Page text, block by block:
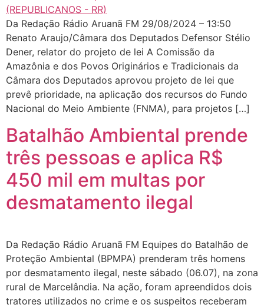
Da Redação Rádio Aruanã FM 29/08/2024 – 13:50
Renato Araujo/Câmara dos Deputados Defensor Stélio
Dener, relator do projeto de lei A Comissão da
Amazônia e dos Povos Originários e Tradicionais da
Câmara dos Deputados aprovou projeto de lei que
prevê prioridade, na aplicação dos recursos do Fundo
Nacional do Meio Ambiente (FNMA), para projetos […]
Batalhão Ambiental prende
três pessoas e aplica R$
450 mil em multas por
desmatamento ilegal
Da Redação Rádio Aruanã FM Equipes do Batalhão de
Proteção Ambiental (BPMPA) prenderam três homens
por desmatamento ilegal, neste sábado (06.07), na zona
rural de Marcelândia. Na ação, foram apreendidos dois
tratores utilizados no crime e os suspeitos receberam